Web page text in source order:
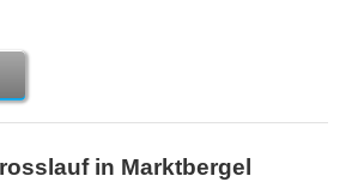
in Marktbergel